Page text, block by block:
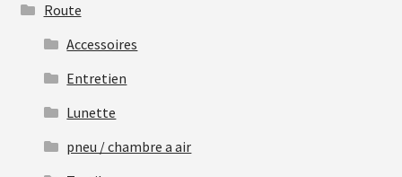
Route
Accessoires
Entretien
Lunette
pneu / chambre a air